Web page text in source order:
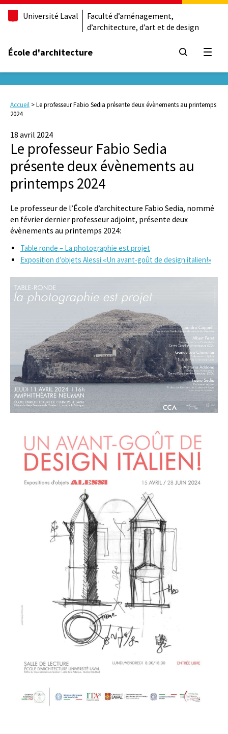
Université Laval
Faculté d’aménagement,
d’architecture, d’art et de design
École d'architecture
Accueil >Le professeur Fabio Sedia présente deux évènements au printemps
2024
18 avril 2024
Le professeur Fabio Sedia
présente deux évènements au
printemps 2024
Le professeur de l’École d’architecture Fabio Sedia, nommé
en février dernier professeur adjoint, présente deux
évènements au printemps 2024:
Table ronde – La photographie est projet
Exposition d’objets Alessi «Un avant-goût de design italien!»